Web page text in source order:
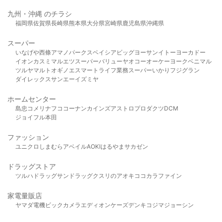
九州・沖縄 のチラシ
福岡県佐賀県長崎県熊本県大分県宮崎県鹿児島県沖縄県
スーパー
いなげや西條アマノパークスベイシア ビッグヨーサンイトーヨーカドー
イオンカスミ マルエツスーパーバリューヤオコーオーケー ヨークベニマル
ツルヤマルト オギノ エスマート ライフ業務スーパーいかり フジグラン
ダイレックスサンエーイズミヤ
ホームセンター
島忠 コメリ ナフコ コーナンカインズアストロプロダクツDCM
ジョイフル本田
ファッション
ユニクロ しまむら アベイルAOKIはるやま サカゼン
ドラッグストア
ツルハドラッグサンドラッグクスリのアオキ ココカラファイン
家電量販店
ヤマダ電機ビックカメラ エディオンケーズデンキ コジマジョーシン